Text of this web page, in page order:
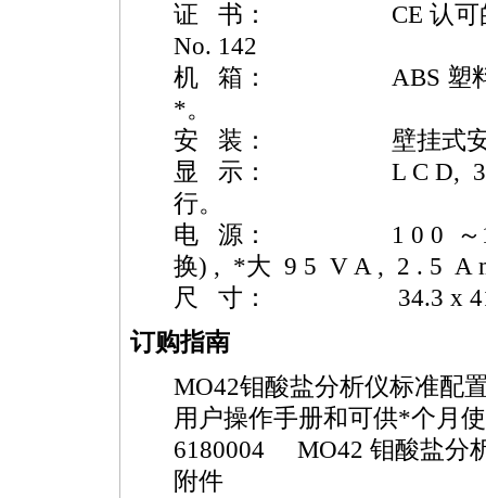
证 书： CE 认可的
No. 142
机 箱： ABS 塑料 ,2
*。
安 装： 壁挂式安
显 示： L C D, 3 位测
行。
电 源： 1 0 0 ～11 5 /
换) , *大 9 5 V A , 2 . 5 A
尺 寸： 34.3 x 41.9
订购指南
MO42钼酸盐分析仪标准配
用户操作手册和可供*个月
6180004 MO42 钼酸盐分
附件